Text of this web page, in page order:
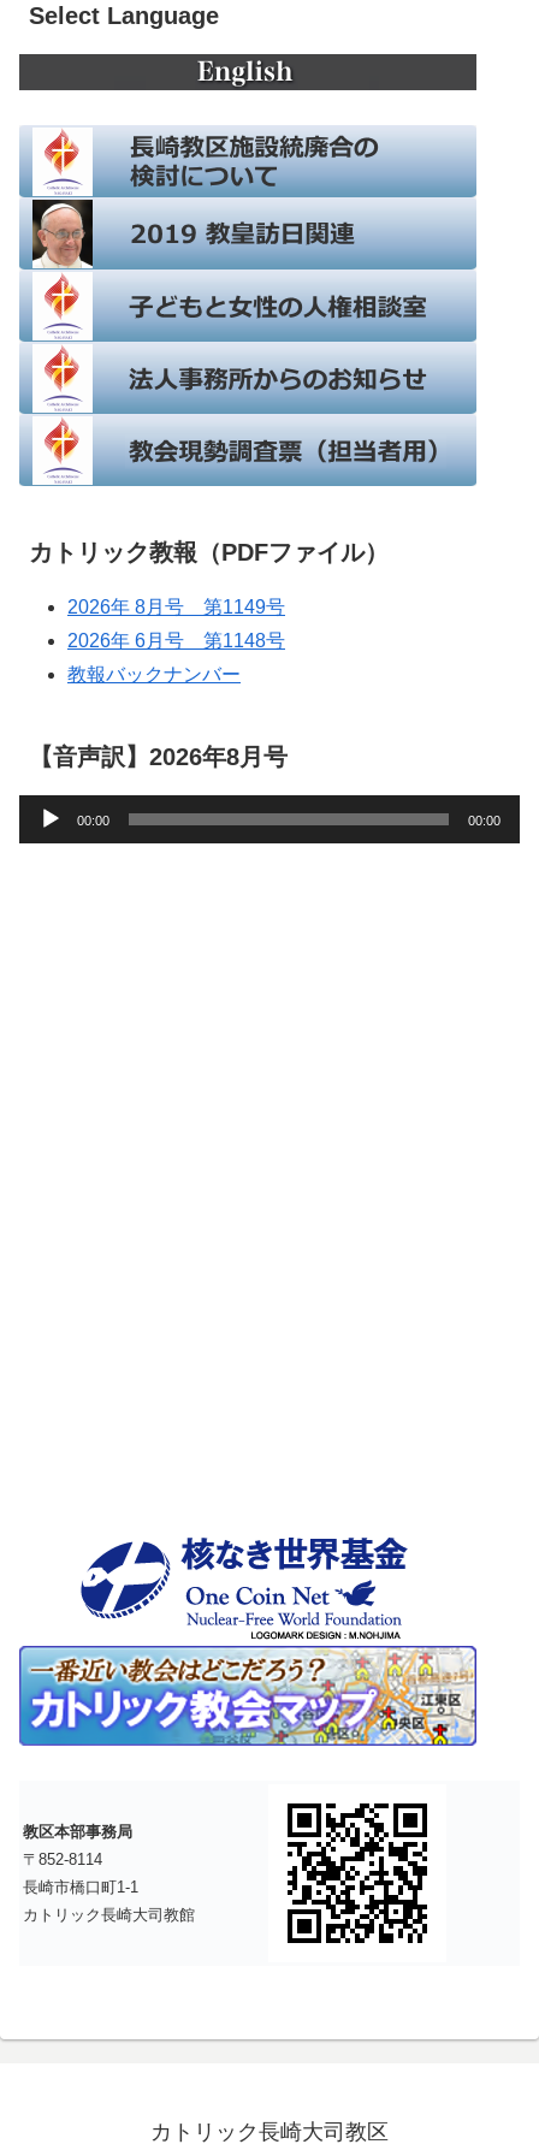
Select Language
カトリック教報（PDFファイル）
2026年 8月号 第1149号
2026年 6月号 第1148号
教報バックナンバー
【音声訳】2026年8月号
声
00:00 00:00
教区本部事務局
〒852-8114
長崎市橋口町1-1
カトリック長崎大司教館
カトリック長崎大司教区